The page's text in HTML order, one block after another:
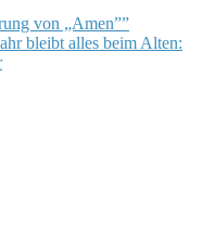
von „Amen””
bleibt alles beim Alten: